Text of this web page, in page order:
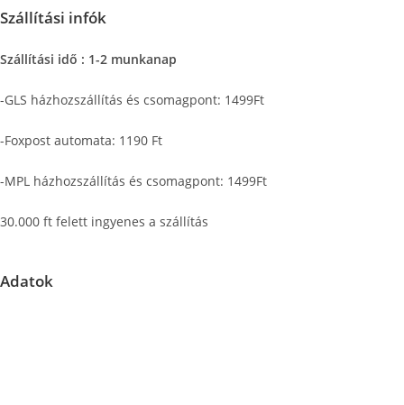
Szállítási infók
Szállítási idő : 1-2 munkanap
-GLS házhozszállítás és csomagpont: 1499Ft
-Foxpost automata: 1190 Ft
-MPL házhozszállítás és csomagpont: 1499Ft
30.000 ft felett ingyenes a szállítás
Adatok